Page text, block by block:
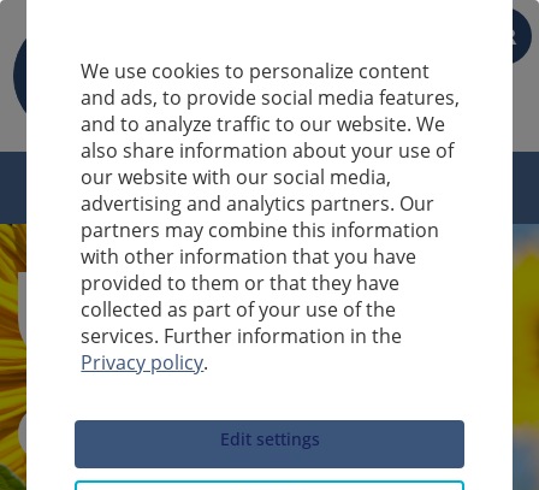
FR
Sucheingabe
We use cookies to personalize content
and ads, to provide social media features,
and to analyze traffic to our website. We
also share information about your use of
our website with our social media,
advertising and analytics partners. Our
partners may combine this information
with other information that you have
provided to them or that they have
collected as part of your use of the
services. Further information in the
Privacy policy.
Edit settings